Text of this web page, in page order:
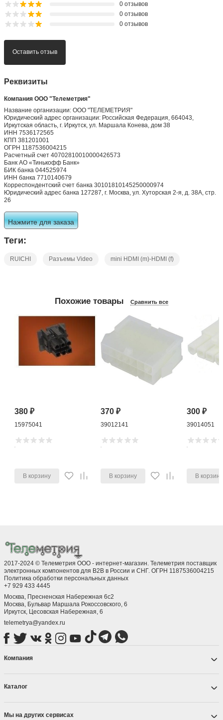
0 отзывов
0 отзывов
0 отзывов
Оставить отзыв
Реквизиты
Компания ООО "Телеметрия"
Название организации: ООО "ТЕЛЕМЕТРИЯ"
Юридический адрес организации: Российская Федерация, 664043,
Иркутская область, г. Иркутск, ул. Маршала Конева, дом 38
ИНН 7536172565
КПП 381201001
ОГРН 1187536004215
Расчетный счет 40702810010000426573
Банк АО «Тинькофф Банк»
БИК банка 044525974
ИНН банка 7710140679
Корреспондентский счет банка 30101810145250000974
Юридический адрес банка 127287, г. Москва, ул. Хуторская 2-я, д. 38А, стр.
26
Нажмите для заказа
Теги:
RUICHI Разъемы Video mini HDMI (m)-HDMI (f)
Похожие товары Сравнить все
380₽
15975041
В корзину
370₽
39012141
В корзину
300₽
39014051
В корзину
2017-2024 © Телеметрия ООО - интернет-магазин. Телеметрия поставщик
электронных компонентов для B2B в России и СНГ. ОГРН 1187536004215
Политика обработки персональных данных
+7 929 433 4445
Москва, Пресненская Набережная 6с2
Москва, ​Бульвар Маршала Рокоссовского, 6
Иркутск, ​Цесовская Набережная, 6
telemetrya@yandex.ru
Компания
Каталог
Мы на других сервисах